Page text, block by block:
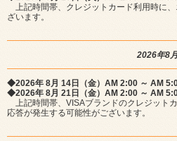
上記時間帯、クレジットカード利用時に
ざいます。
2026年8
◆2026年 8月 14日（金）AM 2:00 ～ AM
◆2026年 8月 21日（金）AM 2:00 ～ AM
上記時間帯、VISAブランドのクレジット
応答が発生する可能性がございます。